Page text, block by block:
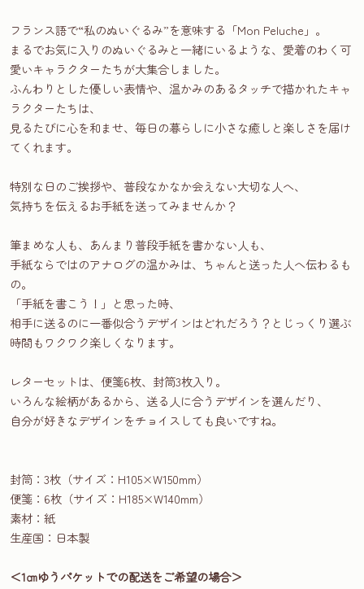
フランス語で“私のぬいぐるみ”を意味する「Mon Peluche」。
まるでお気に入りのぬいぐるみと一緒にいるような、愛着のわく可
愛いキャラクターたちが大集合しました。
ふんわりとした優しい表情や、温かみのあるタッチで描かれたキャ
ラクターたちは、
見るたびに心を和ませ、毎日の暮らしに小さな癒しと楽しさを届け
てくれます。
特別な日のご挨拶や、普段なかなか会えない大切な人へ、
気持ちを伝えるお手紙を送ってみませんか？
筆まめな人も、あんまり普段手紙を書かない人も、
手紙ならではのアナログの温かみは、ちゃんと送った人へ伝わるも
の。
「手紙を書こう！」と思った時、
相手に送るのに一番似合うデザインはどれだろう？とじっくり選ぶ
時間もワクワク楽しくなります。
レターセットは、便箋6枚、封筒3枚入り。
いろんな絵柄があるから、送る人に合うデザインを選んだり、
自分が好きなデザインをチョイスしても良いですね。
封筒：3枚（サイズ：H105×W150mm）
便箋：6枚（サイズ：H185×W140mm）
素材：紙
生産国：日本製
＜1㎝ゆうパケットでの配送をご希望の場合＞